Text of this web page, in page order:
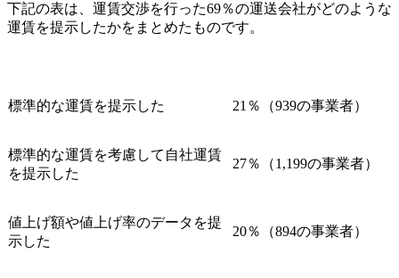
下記の表は、運賃交渉を行った69％の運送会社がどのような
運賃を提示したかをまとめたものです。
標準的な運賃を提示した 21％（939の事業者）
標準的な運賃を考慮して自社運賃
を提示した
27％（1,199の事業者）
値上げ額や値上げ率のデータを提
示した
20％（894の事業者）